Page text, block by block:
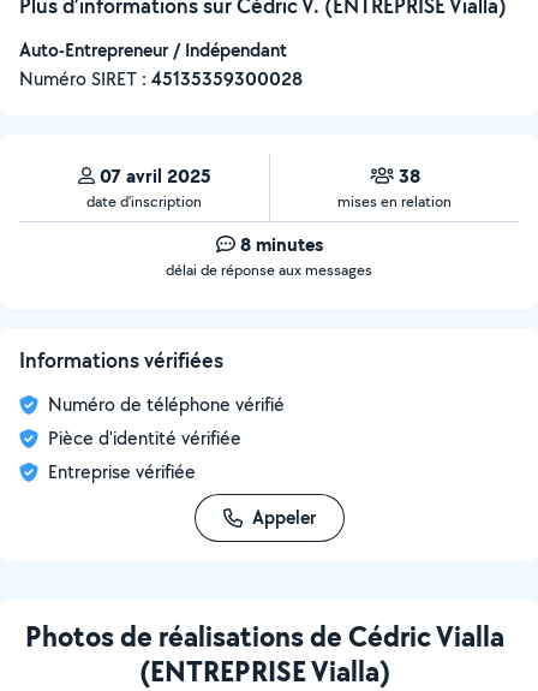
Auto-Entrepreneur / Indépendant
Numéro SIRET : ‍45135359300028
07 avril 2025
date d’inscription
38
mises en relation
8 minutes
délai de réponse aux messages
Informations vérifiées
Numéro de téléphone vérifié
Pièce d'identité vérifiée
Entreprise vérifiée
Appeler
Photos de réalisations de Cédric Vialla
(ENTREPRISE Vialla)